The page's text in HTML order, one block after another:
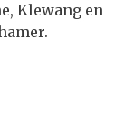
Klewang en